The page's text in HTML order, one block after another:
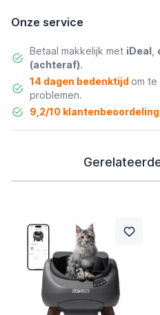
Onze service
Betaal makkelijk met iDeal
(achteraf).
14 dagen bedenktijd om
problemen.
9,2/10 klantenbeoordeling